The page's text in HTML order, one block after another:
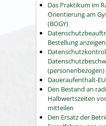
Das Praktikum im
Orientierung am
(BOGY)
Bestellung anzeigen
(personenbezogen)
Daueraufenthalt-
Den Bestand an
Halbwertszeiten
mitteilen
Den Ersatz der